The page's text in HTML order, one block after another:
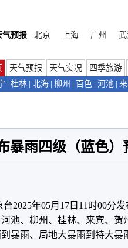
气预报
北京 上海 广州 武
天气预报 天气实况 四季旅游
桂林 北海 柳州 百色 河池
暴雨四级（蓝色）
2025年05月17日11时00分发
池、柳州、桂林、来宾、贺
暴雨、局地大暴雨到特大暴